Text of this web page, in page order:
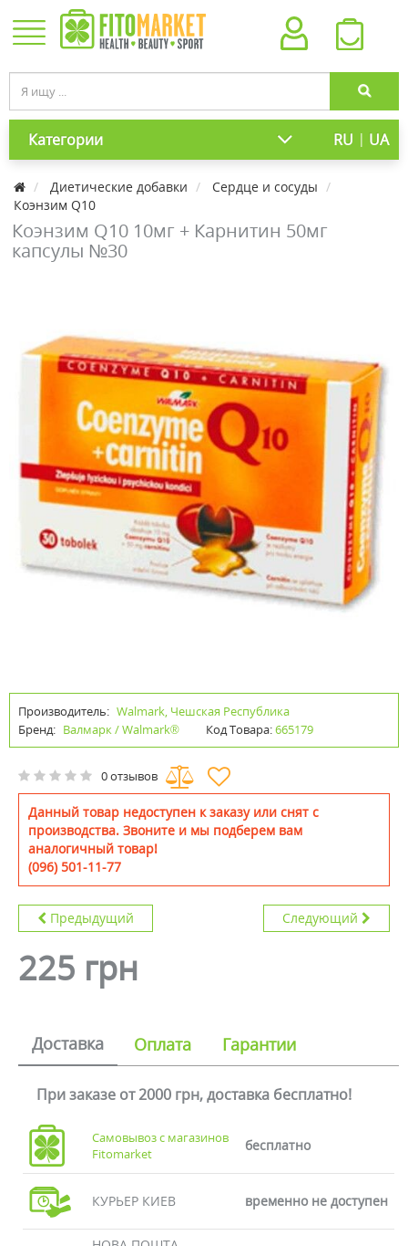
Категории RU | UA
Диетические добавки
Сердце и сосуды
Коэнзим Q10
Коэнзим Q10 10мг + Карнитин 50мг
капсулы №30
Производитель: Walmark, Чешская Республика
Бренд: Валмарк / Walmark® Код Товара:665179
0 отзывов
Данный товар недоступен к заказу или снят с
производства. Звоните и мы подберем вам
аналогичный товар!
(096) 501-11-77
Предыдущий Следующий
225 грн
Доставка Оплата Гарантии
При заказе от 2000 грн, доставка бесплатно!
Самовывоз с магазинов
Fitomarket
бесплатно
КУРЬЕР КИЕВ временно не доступен